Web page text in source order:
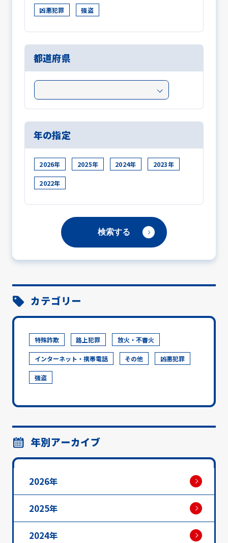
凶悪犯罪 強盗
都道府県
年の指定
2026年 2025年 2024年 2023年
2022年
カテゴリー
特殊詐欺 路上犯罪 放火・不審火
インターネット・携帯電話 その他 凶悪犯罪
強盗
年別アーカイブ
2026年
2025年
2024年